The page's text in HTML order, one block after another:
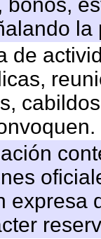
de
expresa